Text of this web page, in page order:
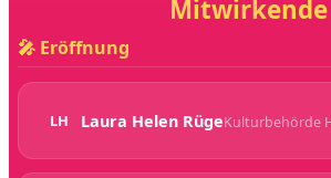
Mitwirkende
🎤 Eröffnung
LH Laura Helen RügeKulturbehörde